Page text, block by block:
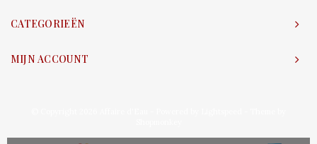
CATEGORIEËN
MIJN ACCOUNT